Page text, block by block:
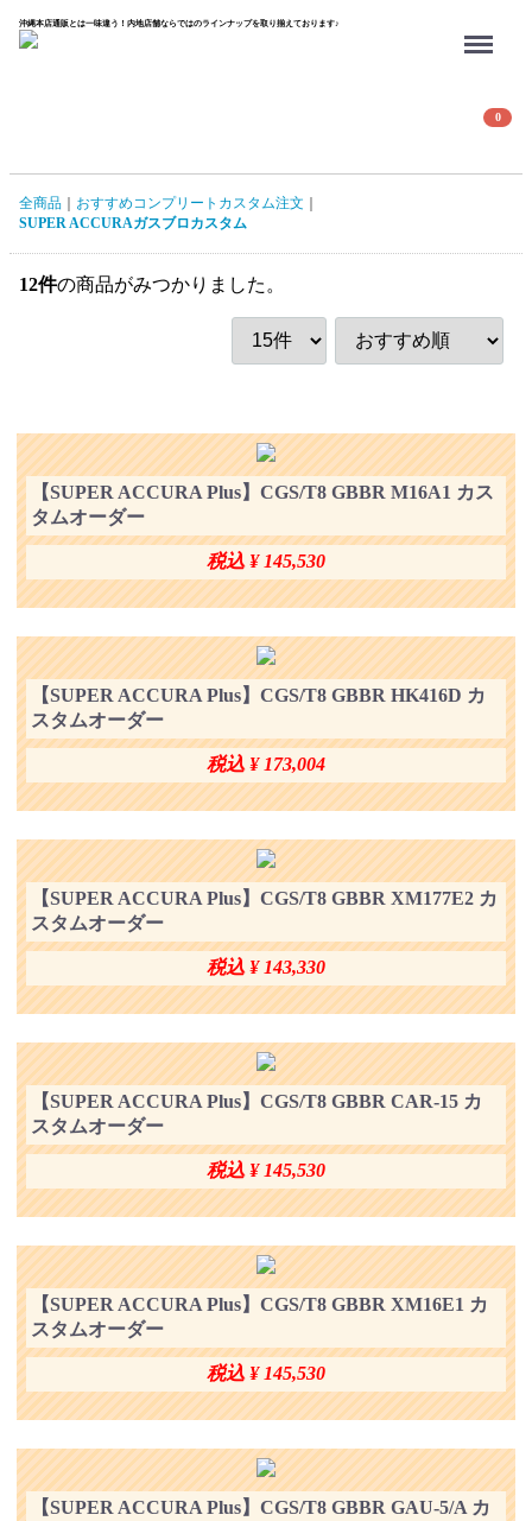
沖縄本店通販とは一味違う！内地店舗ならではのラインナップを取り揃えております♪
0
全商品
おすすめコンプリートカスタム注文
SUPER ACCURAガスブロカスタム
12件の商品がみつかりました。
【SUPER ACCURA Plus】CGS/T8 GBBR M16A1 カス
タムオーダー
税込 ¥ 145,530
【SUPER ACCURA Plus】CGS/T8 GBBR HK416D カ
スタムオーダー
税込 ¥ 173,004
【SUPER ACCURA Plus】CGS/T8 GBBR XM177E2 カ
スタムオーダー
税込 ¥ 143,330
【SUPER ACCURA Plus】CGS/T8 GBBR CAR-15 カ
スタムオーダー
税込 ¥ 145,530
【SUPER ACCURA Plus】CGS/T8 GBBR XM16E1 カ
スタムオーダー
税込 ¥ 145,530
【SUPER ACCURA Plus】CGS/T8 GBBR GAU-5/A カ